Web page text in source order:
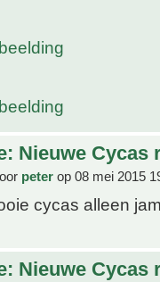
Nieuwe Cycas
peter op 08 mei 2015
cycas alleen
Nieuwe Cycas